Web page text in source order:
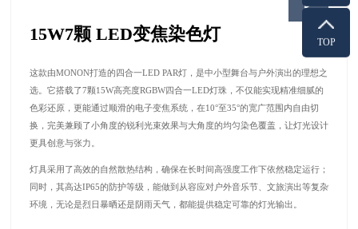
15W7颗 LED变焦染色灯
这款由MONON打造的四合一LED PAR灯，是中小型舞台与户外演出的理想之
选。它搭载了7颗15W高亮度RGBW四合一LED灯珠，不仅能实现精准细腻的
色彩还原，更能通过顺滑的电子变焦系统，在10°至35°的宽广范围内自由切
换，完美兼顾了小角度的锐利光束效果与大角度的均匀染色覆盖，让灯光设计
更具创意与张力。
灯具采用了高效的自然散热结构，确保在长时间高强度工作下依然稳定运行；
同时，其高达IP65的防护等级，能做到从容应对户外音乐节、文旅演出等复杂
环境，无论是烈日暴晒还是阴雨天气，都能提供稳定可靠的灯光输出。
TOP